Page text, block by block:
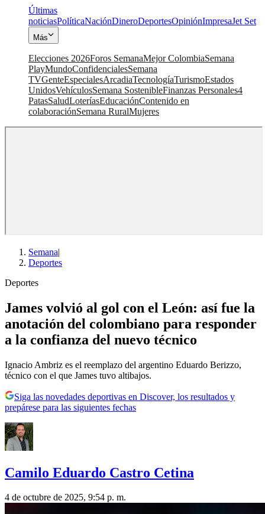
Últimas
noticiasPolíticaNaciónDineroDeportesOpiniónImpresaJet Set
Más
Elecciones 2026Foros SemanaMejor ColombiaSemana
PlayMundoConfidencialesSemana
TVGenteEspecialesArcadiaTecnologíaTurismoEstados
UnidosVehículosSemana SostenibleFinanzas Personales4
PatasSaludLoteríasEducaciónContenido en
colaboraciónSemana RuralMujeres
Semana|
Deportes
Deportes
James volvió al gol con el León: así fue la
anotación del colombiano para responder
a la confianza del nuevo técnico
Ignacio Ambriz es el reemplazo del argentino Eduardo Berizzo,
técnico con el que James tuvo altibajos.
Siga las novedades deportivas en Discover, los resultados y
prepárese para las siguientes fechas
Camilo Eduardo Castro Cetina
4 de octubre de 2025, 9:54 p. m.